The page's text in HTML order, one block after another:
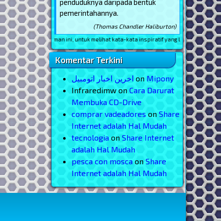
penduduknya daripada bentuk
pemerintahannya.
(Thomas Chandler Haliburton)
Reloadhalaman ini, untuk melihat kata-kata inspiratif yang lain
Komentar Terkini
اخرین اخبار اتومبیل on Mipony
Infraredimw on Cara Darurat
Membuka CD-Drive
comprar vadeadores on Share
Internet adalah Hal Mudah
tecnologia on Share Internet
adalah Hal Mudah
pesca con mosca on Share
Internet adalah Hal Mudah